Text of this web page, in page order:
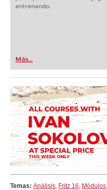
entrenando.
Más...
Temas: Análisis, Fritz 16,